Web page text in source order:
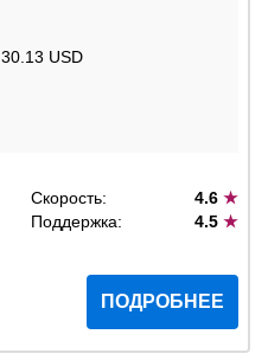
30.13 USD
Скорость: 4.6 ★
Поддержка: 4.5 ★
ПОДРОБНЕЕ